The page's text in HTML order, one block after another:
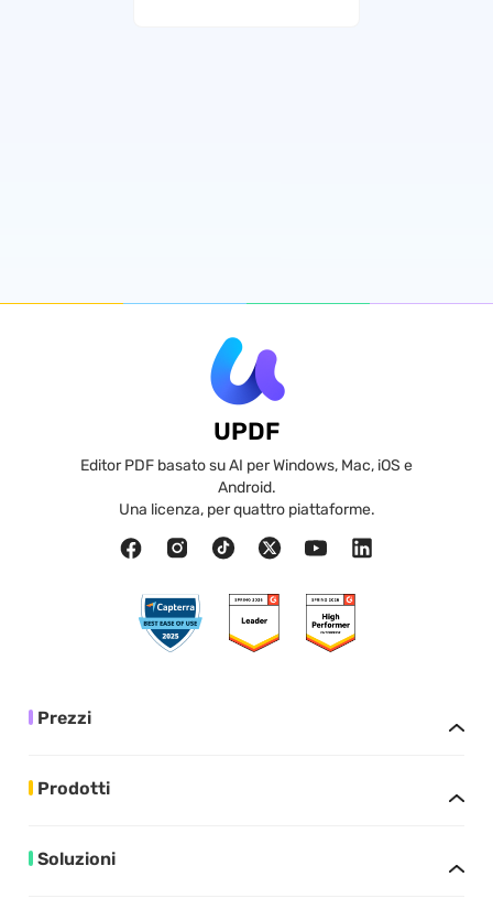
UPDF
Editor PDF basato su AI per Windows, Mac, iOS e
Android.
Una licenza, per quattro piattaforme.
Prezzi
Prodotti
Soluzioni